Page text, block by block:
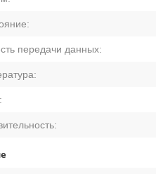
передачи данных: